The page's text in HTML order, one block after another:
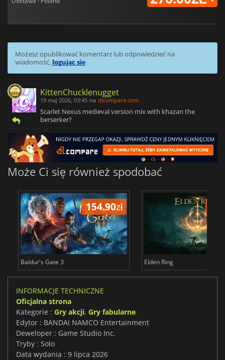
Możesz opublikować komentarz lub odpowiedzieć na
wiadomość, logując się
KittenChucklenugget
19 maj 2026, 03:45 na dlcompare.com
Scarlet Nexus medieval version mix with khazan the
berserker?
Może Ci się również spodobać
154.90zł
Baldur's Gate 3 Elden Ring
INFORMACJE TECHNICZNE
Oficjalna strona
Kategorie : Gry akcji, Gry fabularne
Edytor : BANDAI NAMCO Entertainment
Deweloper : Game Studio Inc.
Tryby : Solo
Data wydania : 9 lipca 2026